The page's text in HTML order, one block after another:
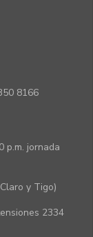
8166
p.m. jornada
y Tigo)
2334